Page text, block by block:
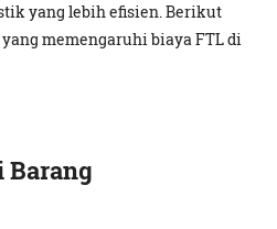
yang lebih efisien. Berikut
memengaruhi biaya FTL di
Barang